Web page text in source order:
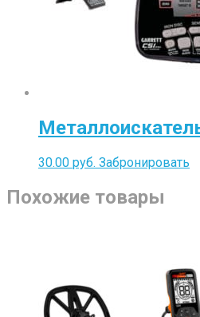
30.00 руб. Забронировать
Похожие товары